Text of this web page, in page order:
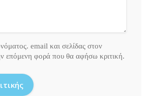
email και σελίδας στον
επόμενη φορά που θα αφήσω κριτική.